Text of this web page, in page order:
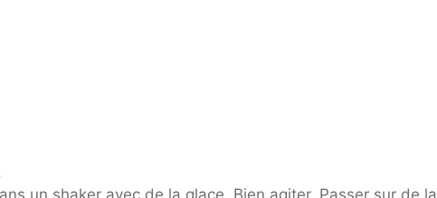
un shaker avec de la glace. Bien agiter. Passer sur de la